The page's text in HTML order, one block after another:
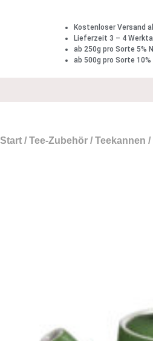
Kostenloser Versand
Lieferzeit 3 – 4
ab 250g pro Sorte 5%
ab 500g pro Sorte
Start / Tee-Zubehör / Teekannen /